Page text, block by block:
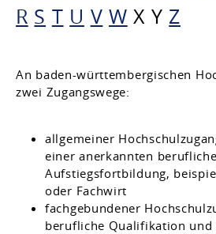
R S T U V W X Y Z
An baden-württembergischen
zwei Zugangswege:
allgemeiner
einer anerkannten
Aufstiegsfortbildung,
oder Fachwirt
fachgebundener
berufliche Qualifikation und